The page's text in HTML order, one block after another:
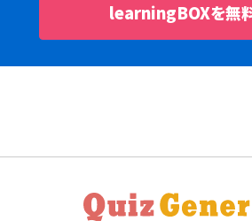
learningBOXを無